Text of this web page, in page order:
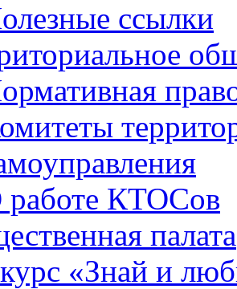
ссылки
КТОСов
палата
«Знай и